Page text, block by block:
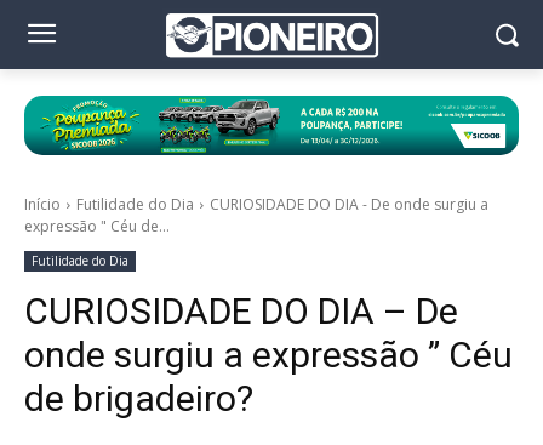
Início Futilidade do Dia
CURIOSIDADE DO DIA - De onde surgiu a
expressão " Céu de...
Futilidade do Dia
CURIOSIDADE DO DIA – De
onde surgiu a expressão ” Céu
de brigadeiro?